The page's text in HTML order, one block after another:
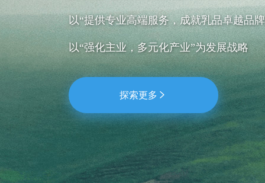
以“提供专业高端服务，成就乳品卓越品
以“强化主业，多元化产业”为发展战略
探索更多
布局